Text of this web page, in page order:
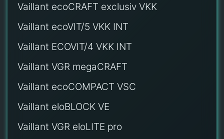
Vaillant ecoCRAFT exclusiv VKK
Vaillant ecoVIT/5 VKK INT
Vaillant ECOVIT/4 VKK INT
Vaillant VGR megaCRAFT
Vaillant ecoCOMPACT VSC
Vaillant eloBLOCK VE
Vaillant VGR eloLITE pro